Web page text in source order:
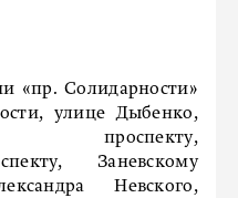
«пр. Солидарности»
улице Дыбенко,
проспекту,
Заневскому
Невского,